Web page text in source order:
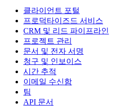
클라이언트 포털
프로덕타이즈드 서비스
CRM 및 리드 파이프라인
프로젝트 관리
문서 및 전자 서명
청구 및 인보이스
시간 추적
이메일 수신함
팀
API 문서